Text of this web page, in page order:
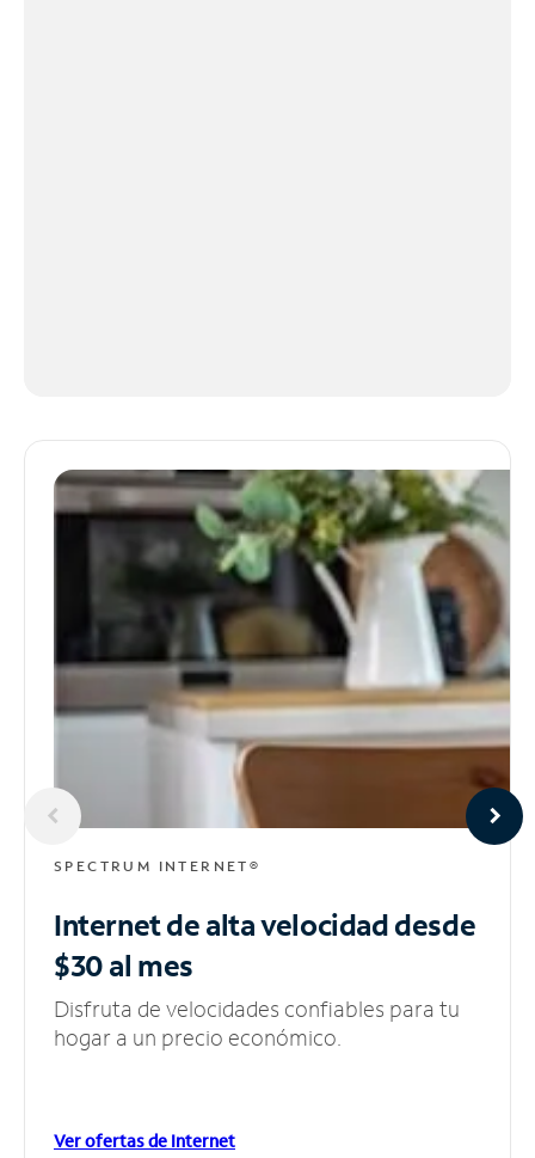
SPECTRUM INTERNET®
Internet de alta velocidaddesde
$30 al mes
Disfruta de velocidades confiables para tu
hogar a un precio económico.
Ver ofertas de Internet